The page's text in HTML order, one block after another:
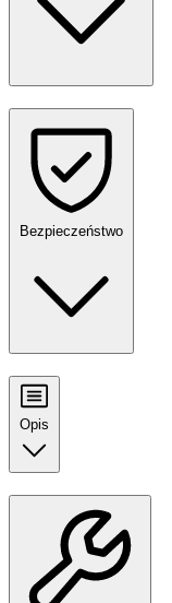
Bezpieczeństwo
Opis